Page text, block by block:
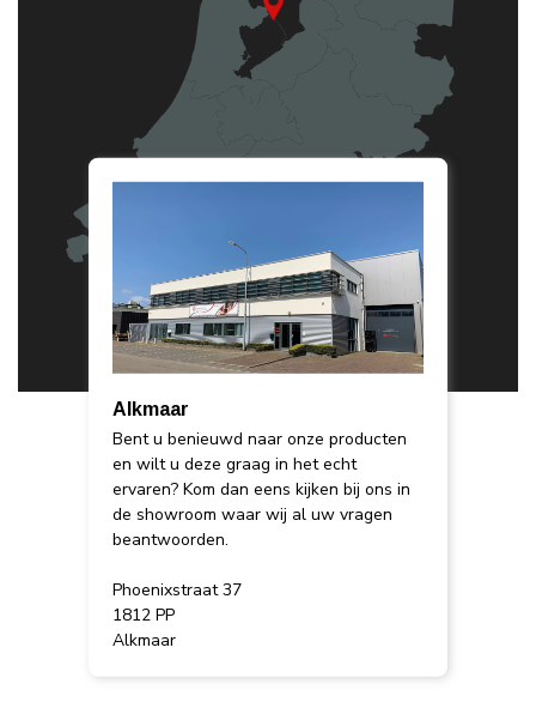
Alkmaar
Bent u benieuwd naar onze producten
en wilt u deze graag in het echt
ervaren? Kom dan eens kijken bij ons in
de showroom waar wij al uw vragen
beantwoorden.
Phoenixstraat 37
1812 PP
Alkmaar